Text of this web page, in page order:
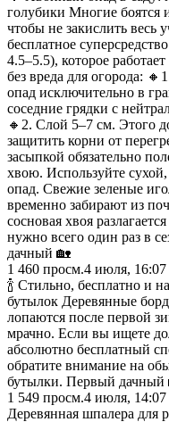
голубики Многие боятся
чтобы не закислить весь
бесплатное
4.5–5.5), которое
без вреда для огорода:
опад исключительно в
соседние грядки с
🔸2. Слой 5–7 см. Этого
защитить корни от
засыпкой обязательно
хвою. Используйте
опад. Свежие зеленые
временно забирают из
сосновая хвоя
нужно всего один раз в
дачный 🏡
1 460 просм.4 июля, 16:07
🍾 Стильно, бесплатно и
бутылок Деревянные
лопаются после первой
мрачно. Если вы ищете
абсолютно бесплатный
обратите внимание на
бутылки. Первый дачный
1 549 просм.4 июля, 14:07
Деревянная шпалера